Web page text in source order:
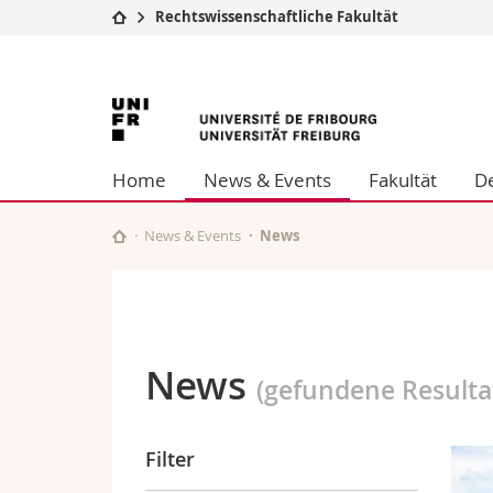
Studium
Campus
Universität
Weiterbildung
Theologische
Philosophische
Fak. für
Rechtswissenschaftliche Fakultät
Universität
Freiburg
Home News & Events Fakultät
News & Events News
News (gefundene
Filter